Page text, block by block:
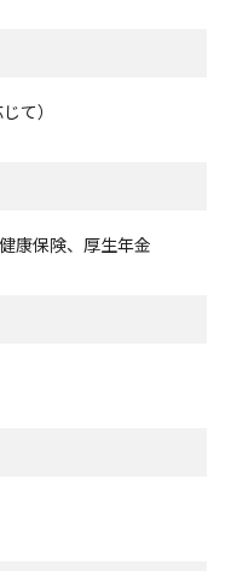
て）
康保険、厚生年金